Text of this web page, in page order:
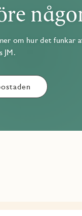
om hur det funkar
JM.